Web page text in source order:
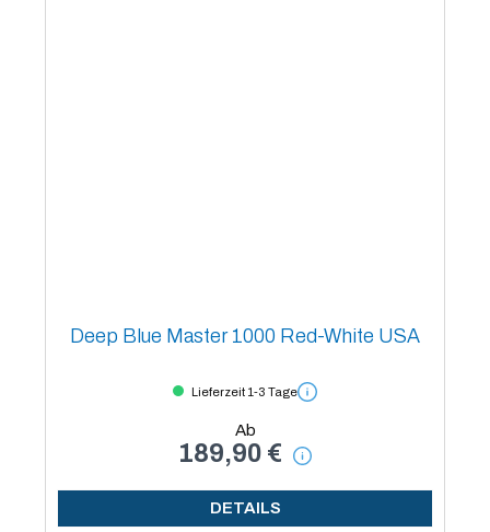
Deep Blue Master 1000 Red-White USA
Lieferzeit 1-3 Tage
Ab
189,90 €
DETAILS